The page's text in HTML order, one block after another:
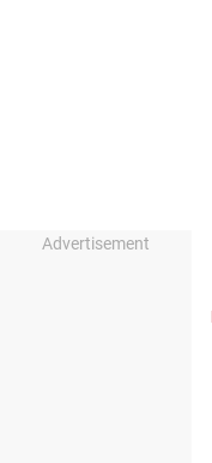
Advertisement